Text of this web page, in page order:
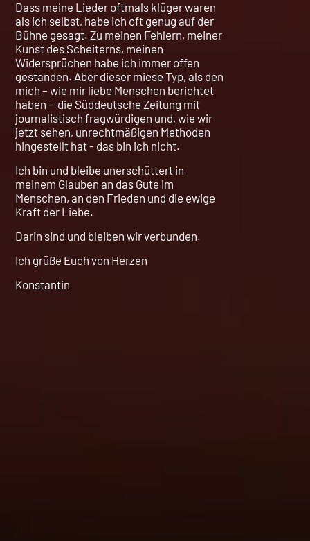
Dass meine Lieder oftmals klüger waren
als ich selbst, habe ich oft genug auf der
Bühne gesagt. Zu meinen Fehlern, meiner
Kunst des Scheiterns, meinen
Widersprüchen habe ich immer offen
gestanden. Aber dieser miese Typ, als den
mich – wie mir liebe Menschen berichtet
haben - die Süddeutsche Zeitung mit
journalistisch fragwürdigen und, wie wir
jetzt sehen, unrechtmäßigen Methoden
hingestellt hat - das bin ich nicht.
Ich bin und bleibe unerschüttert in
meinem Glauben an das Gute im
Menschen, an den Frieden und die ewige
Kraft der Liebe.
Darin sind und bleiben wir verbunden.
Ich grüße Euch von Herzen
Konstantin